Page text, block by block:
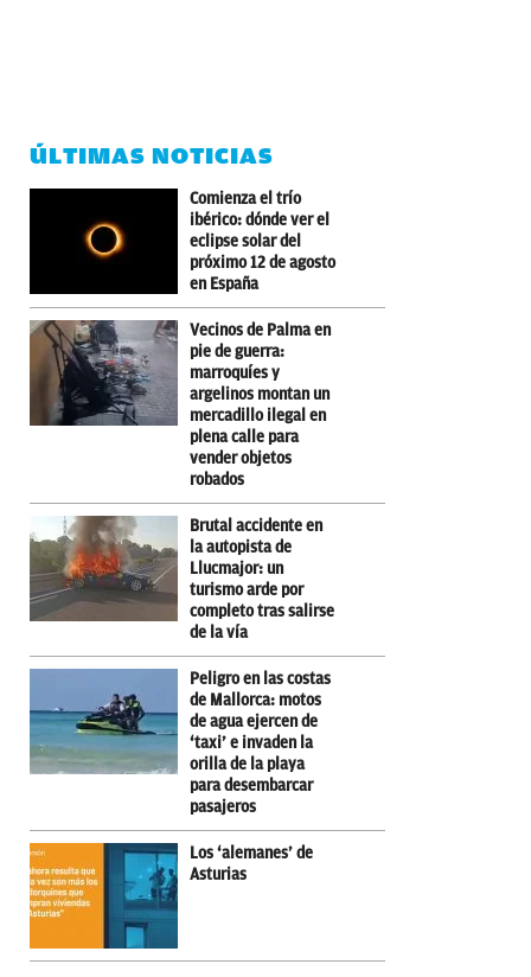
ÚLTIMAS NOTICIAS
Comienza el trío
ibérico: dónde ver el
eclipse solar del
próximo 12 de agosto
en España
Vecinos de Palma en
pie de guerra:
marroquíes y
argelinos montan un
mercadillo ilegal en
plena calle para
vender objetos
robados
Brutal accidente en
la autopista de
Llucmajor: un
turismo arde por
completo tras salirse
de la vía
Peligro en las costas
de Mallorca: motos
de agua ejercen de
‘taxi’ e invaden la
orilla de la playa
para desembarcar
pasajeros
Los ‘alemanes’ de
Asturias